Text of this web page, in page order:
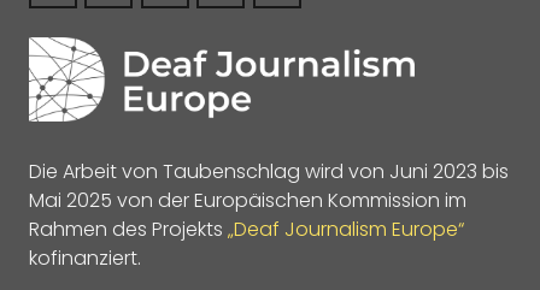
Die Arbeit von Taubenschlag wird von Juni 2023 bis
Mai 2025 von der Europäischen Kommission im
Rahmen des Projekts „Deaf Journalism Europe“
kofinanziert.